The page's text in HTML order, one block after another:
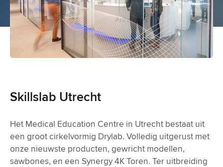
Skillslab Utrecht
Het Medical Education Centre in Utrecht bestaat uit
een groot cirkelvormig Drylab. Volledig uitgerust met
onze nieuwste producten, gewricht modellen,
sawbones, en een Synergy 4K Toren. Ter uitbreiding